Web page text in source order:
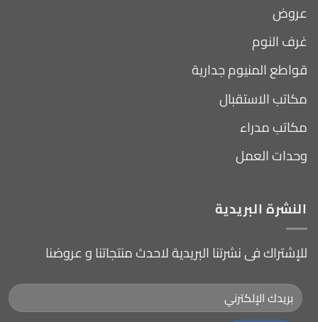
عروض
غرف النوم
قواطع المنيوم جدارية
مكاتب الاستقبال
مكاتب مدراء
وحدات العمل
النشرة البريدية
للإشتراك فى نشرتنا البريدية لاحدث منتجاتنا و عروضنا